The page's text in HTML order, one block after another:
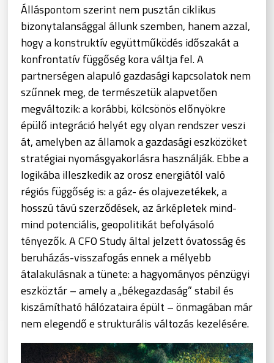
Álláspontom szerint nem pusztán ciklikus
bizonytalansággal állunk szemben, hanem azzal,
hogy a konstruktív együttműködés időszakát a
konfrontatív függőség kora váltja fel. A
partnerségen alapuló gazdasági kapcsolatok nem
szűnnek meg, de természetük alapvetően
megváltozik: a korábbi, kölcsönös előnyökre
épülő integráció helyét egy olyan rendszer veszi
át, amelyben az államok a gazdasági eszközöket
stratégiai nyomásgyakorlásra használják. Ebbe a
logikába illeszkedik az orosz energiától való
régiós függőség is: a gáz- és olajvezetékek, a
hosszú távú szerződések, az árképletek mind-
mind potenciális, geopolitikát befolyásoló
tényezők. A CFO Study által jelzett óvatosság és
beruházás-visszafogás ennek a mélyebb
átalakulásnak a tünete: a hagyományos pénzügyi
eszköztár – amely a „békegazdaság” stabil és
kiszámítható hálózataira épült – önmagában már
nem elegendő e strukturális változás kezelésére.